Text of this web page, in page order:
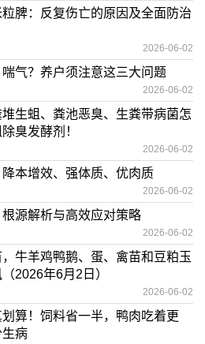
脾：反复伤亡的原因及全面防治
2026-06-02
气？养户须注意这三大问题
2026-06-02
堆生蛆、粪池恶臭、生粪带病菌怎
臭发酵剂！
2026-06-02
降本增效、强体质、优肉质
2026-06-02
源解析与高效应对策略
2026-06-02
牛羊鸡鸭鹅、蛋、禽苗和豆粕玉
2026年6月2日）
2026-06-02
划算！饲料省一半，鸭肉吃着更
病